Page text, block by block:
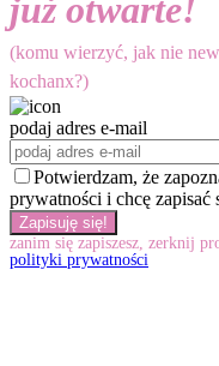
już otwarte!
(komu wierzyć, jak nie
kochanx?)
podaj adres e-mail
Potwierdzam, że
prywatności i chcę zapisać
zanim się zapiszesz, zerknij
polityki prywatności